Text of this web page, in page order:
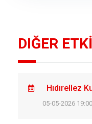
DIĞER
Hıdırellez
05-05-2026 19:00